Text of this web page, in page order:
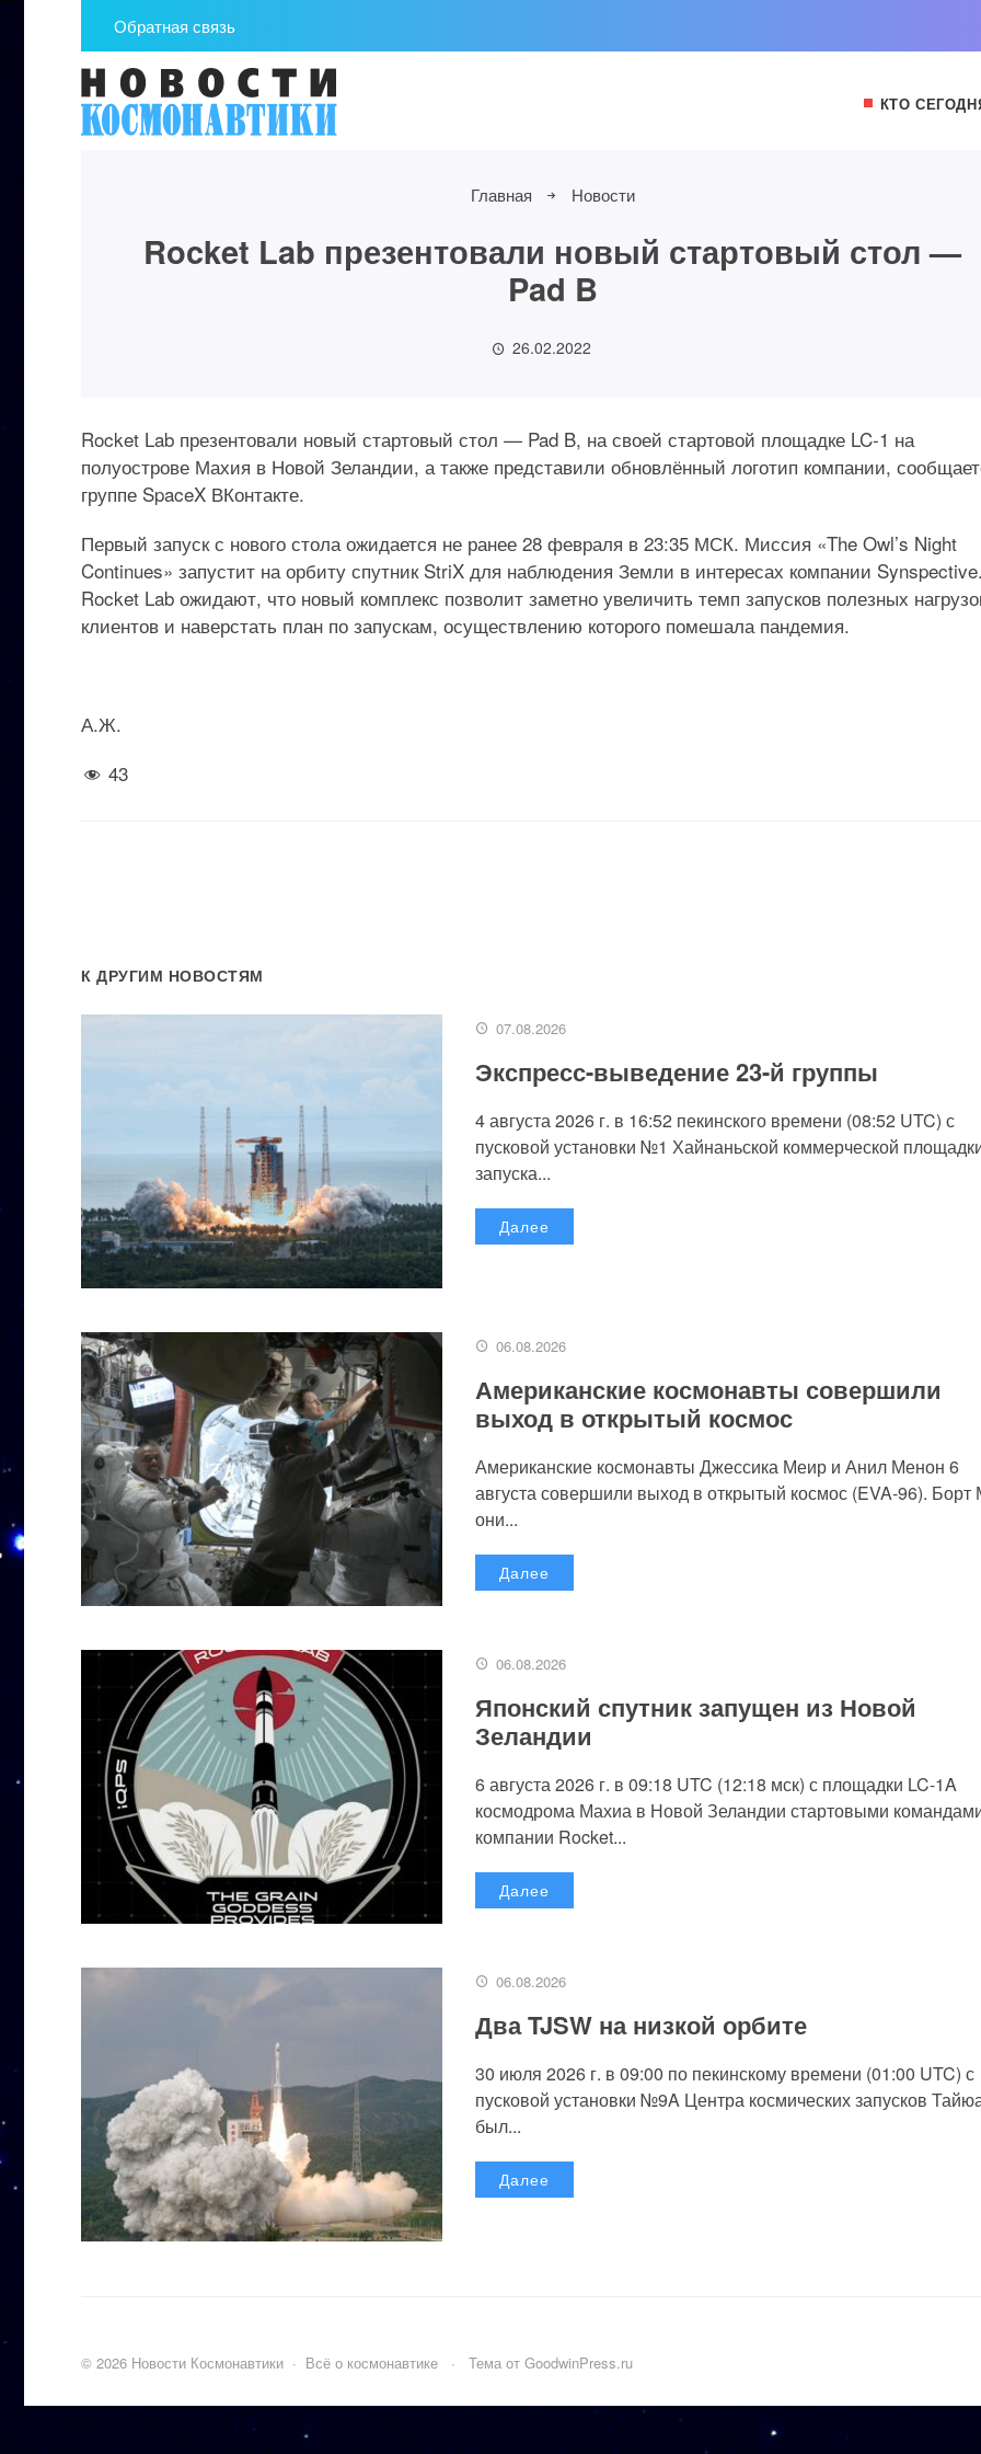
Обратная связь
КТО
Главная Новости
Rocket Lab презентовали новый стартовый стол —
Pad B
26.02.2022
Rocket Lab презентовали новый стартовый стол — Pad B, на своей стартовой площадке LC-1 на
полуострове Махия в Новой Зеландии, а также представили обновлённый логотип компании,
группе SpaceX ВКонтакте.
Первый запуск с нового стола ожидается не ранее 28 февраля в 23:35 МСК. Миссия «The Owl’s Night
Continues» запустит на орбиту спутник StriX для наблюдения Земли в интересах компании
Rocket Lab ожидают, что новый комплекс позволит заметно увеличить темп запусков полезных
клиентов и наверстать план по запускам, осуществлению которого помешала пандемия.
А.Ж.
43
К ДРУГИМ НОВОСТЯМ
07.08.2026
Экспресс-выведение 23-й группы
4 августа 2026 г. в 16:52 пекинского времени (08:52 UTC) с
пусковой установки №1 Хайнаньской коммерческой
запуска...
Далее
06.08.2026
Американские космонавты совершили
выход в открытый космос
Американские космонавты Джессика Меир и Анил Менон 6
августа совершили выход в открытый космос (EVA-96).
они...
Далее
06.08.2026
Японский спутник запущен из Новой
Зеландии
6 августа 2026 г. в 09:18 UTC (12:18 мск) с площадки LC-1A
космодрома Махиа в Новой Зеландии стартовыми
компании Rocket...
Далее
06.08.2026
Два TJSW на низкой орбите
30 июля 2026 г. в 09:00 по пекинскому времени (01:00 UTC) с
пусковой установки №9A Центра космических запусков
был...
Далее
© 2026 Новости Космонавтики · Всё о космонавтике · Тема от GoodwinPress.ru